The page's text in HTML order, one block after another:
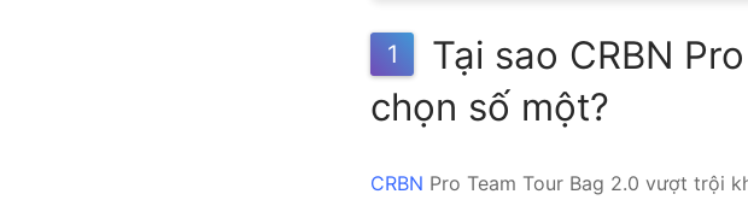
1
Tại sao CRBN
chọn số một?
CRBN Pro Team Tour Bag 2.0 vượt trội